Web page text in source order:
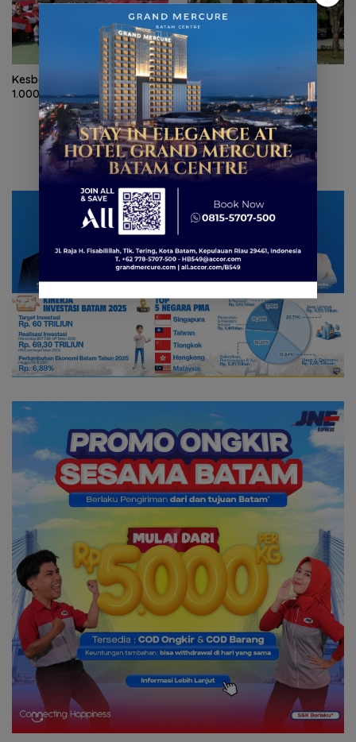
Kesbangpol Kepri bagikan
1.000 Bendera Merah Putih
Sekolah Rakyat Natuna
optimalkan asrama haji
untuk kegiatan belajar